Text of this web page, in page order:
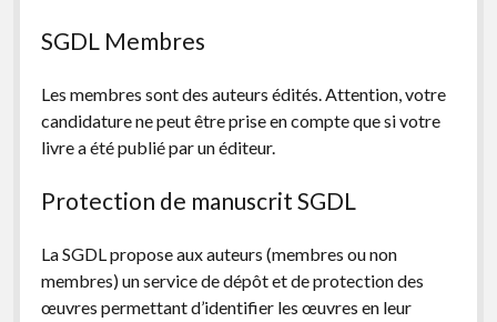
SGDL Membres
Les membres sont des auteurs édités. Attention, votre
candidature ne peut être prise en compte que si votre
livre a été publié par un éditeur.
Protection de manuscrit SGDL
La SGDL propose aux auteurs (membres ou non
membres) un service de dépôt et de protection des
œuvres permettant d’identifier les œuvres en leur